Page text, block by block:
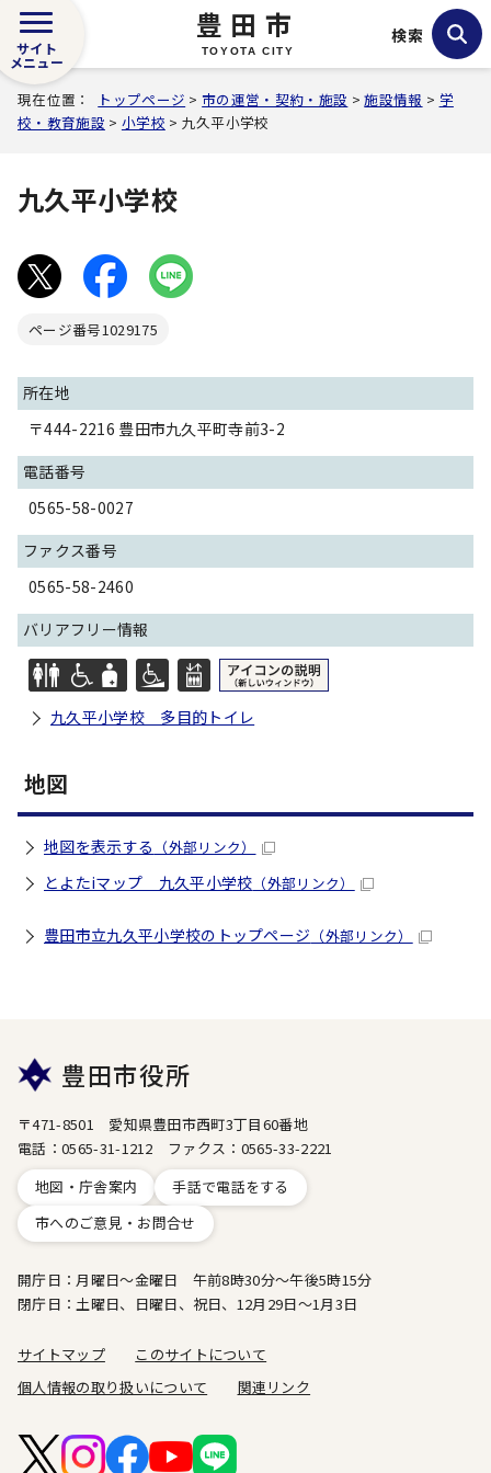
豊田市
TOYOTA CITY
サイト
メニュー
検索
現在位置： トップページ >市の運営・契約・施設 >施設情報 > 学
校・教育施設 > 小学校 > 九久平小学校
九久平小学校
ページ番号1029175
所在地
〒444-2216 豊田市九久平町寺前3-2
電話番号
0565-58-0027
ファクス番号
0565-58-2460
バリアフリー情報
九久平小学校 多目的トイレ
地図
地図を表示する （外部リンク）
とよたiマップ 九久平小学校 （外部リンク）
豊田市立九久平小学校のトップページ （外部リンク）
豊田市役所
〒471-8501 愛知県豊田市西町3丁目60番地
電話：0565-31-1212 ファクス：0565-33-2221
地図・庁舎案内
手話で電話をする
市へのご意見・お問合せ
開庁日：月曜日～金曜日 午前8時30分～午後5時15分
閉庁日：土曜日、日曜日、祝日、12月29日～1月3日
サイトマップ
このサイトについて
個人情報の取り扱いについて
関連リンク